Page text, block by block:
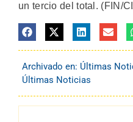
un tercio del total. (FIN/
Archivado en: Últimas
Últimas Noticias